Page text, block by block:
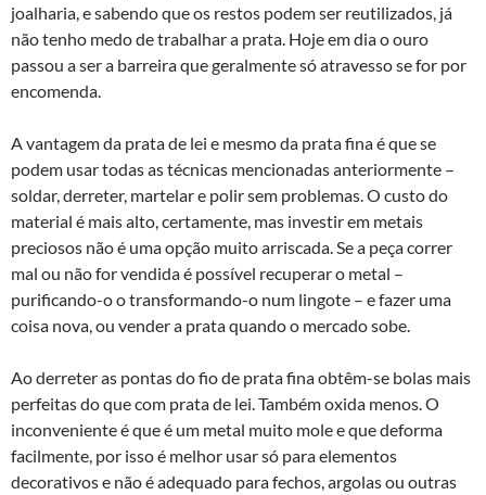
joalharia, e sabendo que os restos podem ser reutilizados, já
não tenho medo de trabalhar a prata. Hoje em dia o ouro
passou a ser a barreira que geralmente só atravesso se for por
encomenda.
A vantagem da prata de lei e mesmo da prata fina é que se
podem usar todas as técnicas mencionadas anteriormente –
soldar, derreter, martelar e polir sem problemas. O custo do
material é mais alto, certamente, mas investir em metais
preciosos não é uma opção muito arriscada. Se a peça correr
mal ou não for vendida é possível recuperar o metal –
purificando-o o transformando-o num lingote – e fazer uma
coisa nova, ou vender a prata quando o mercado sobe.
Ao derreter as pontas do fio de prata fina obtêm-se bolas mais
perfeitas do que com prata de lei. Também oxida menos. O
inconveniente é que é um metal muito mole e que deforma
facilmente, por isso é melhor usar só para elementos
decorativos e não é adequado para fechos, argolas ou outras